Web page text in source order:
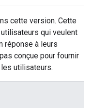
cette version. Cette
qui veulent
réponse à leurs
conçue pour fournir
utilisateurs.